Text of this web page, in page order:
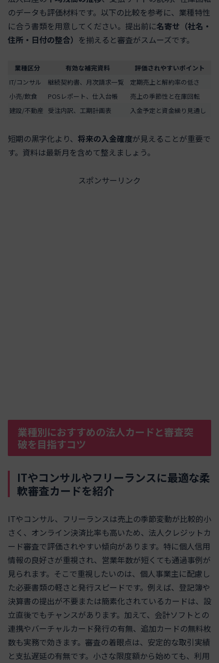
のデータも評価材料です。以下の比較を参考に、業種特性
に合う書類を用意してください。提出前に名寄せ（社名・
住所・日付の整合） を揃えると審査がスムーズです。
業種区分 有効な補完資料
評価されやすいポイント
IT/コンサル
継続契約書、月次請求一覧
定期売上と解約率の低さ
小売/飲食
POSレポート、仕入台帳
売上の季節性と在庫回転
建設/不動産 受注内訳、工期計画表 入金予定と資金繰り見通し
短期の黒字化より、 将来の入金確度が見えることが重要で
す。資料は最新月を含めて整えましょう。
スポンサーリンク
業種別におすすめの法人カードと審査突
破を目指すコツ
ITやコンサルやフリーランスに最適な柔
軟審査カードを紹介
ITやコンサル、フリーランスは売上の季節変動が比較的小
さく、オンライン決済比率も高いため、法人クレジットカ
ード審査で評価されやすい傾向があります。特に個人信用
情報の良好さが重視され、営業年数が短くても通過事例が
見られます。そこで重視したいのは、個人事業主に配慮し
た必要書類の軽さと発行スピードです。例えば、登記簿や
決算書の提出が不要または簡素化されているカードは、設
立直後でもチャンスがあります。加えて、会計ソフトとの
連携やバーチャルカード発行の有無、追加カードの無料枚
数も実務で効きます。審査の着眼点は、安定的な取引実績
と支払遅延の有無です。小さな限度額から始めても、利用